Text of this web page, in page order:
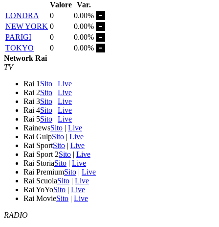
Valore Var.
LONDRA
0
0.00%
NEW YORK 0
0.00%
PARIGI
0
0.00%
TOKYO
0
0.00%
Network Rai
TV
Rai 1 Sito | Live
Rai 2Sito | Live
Rai 3Sito | Live
Rai 4Sito | Live
Rai 5Sito | Live
RainewsSito | Live
Rai GulpSito | Live
Rai SportSito | Live
Rai Sport 2Sito | Live
Rai StoriaSito | Live
Rai PremiumSito | Live
Rai ScuolaSito | Live
Rai YoYoSito | Live
Rai MovieSito | Live
RADIO